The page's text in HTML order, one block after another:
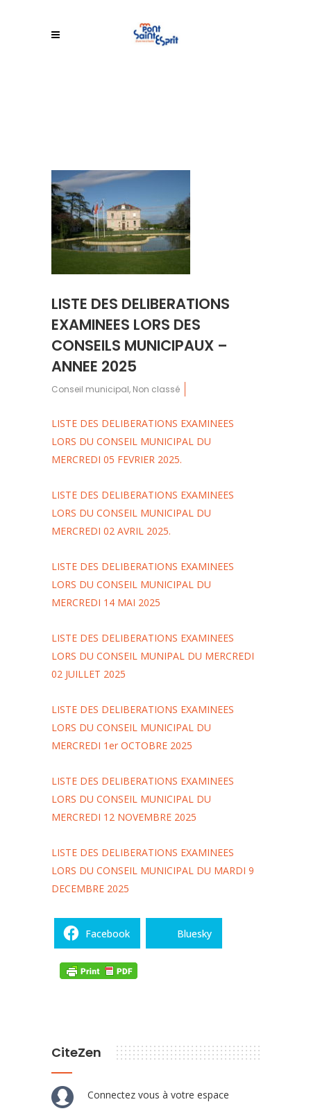
LISTE DES DELIBERATIONS
EXAMINEES LORS DES
CONSEILS MUNICIPAUX –
ANNEE 2025
Conseil municipal, Non classé
LISTE DES DELIBERATIONS EXAMINEES
LORS DU CONSEIL MUNICIPAL DU
MERCREDI 05 FEVRIER 2025.
LISTE DES DELIBERATIONS EXAMINEES
LORS DU CONSEIL MUNICIPAL DU
MERCREDI 02 AVRIL 2025.
LISTE DES DELIBERATIONS EXAMINEES
LORS DU CONSEIL MUNICIPAL DU
MERCREDI 14 MAI 2025
LISTE DES DELIBERATIONS EXAMINEES
LORS DU CONSEIL MUNIPAL DU MERCREDI
02 JUILLET 2025
LISTE DES DELIBERATIONS EXAMINEES
LORS DU CONSEIL MUNICIPAL DU
MERCREDI 1er OCTOBRE 2025
LISTE DES DELIBERATIONS EXAMINEES
LORS DU CONSEIL MUNICIPAL DU
MERCREDI 12 NOVEMBRE 2025
LISTE DES DELIBERATIONS EXAMINEES
LORS DU CONSEIL MUNICIPAL DU MARDI 9
DECEMBRE 2025
Facebook Bluesky
CiteZen
Connectez vous à votre espace